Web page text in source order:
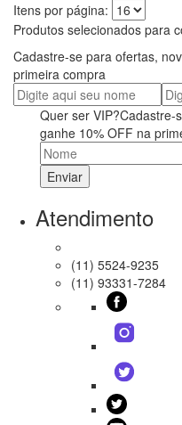
Itens por página:
Produtos selecionados para
Cadastre-se para ofertas,
primeira compra
Quer ser VIP?Cadastre-
ganhe 10% OFF na
Atendimento
(11) 5524-9235
(11) 93331-7284